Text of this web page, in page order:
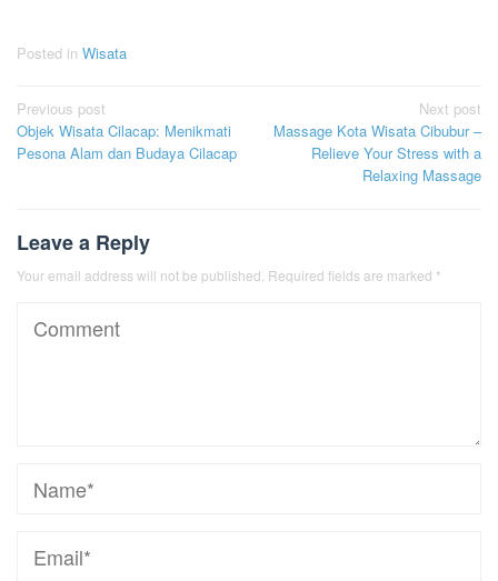
Posted in Wisata
Post
navigation
Previous post
Objek Wisata Cilacap: Menikmati
Pesona Alam dan Budaya Cilacap
Next post
Massage Kota Wisata Cibubur –
Relieve Your Stress with a
Relaxing Massage
Leave a Reply
Your email address will not be published. Required fields are marked *